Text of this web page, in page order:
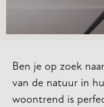
Ben je op zoek
van de natuur in
woontrend is